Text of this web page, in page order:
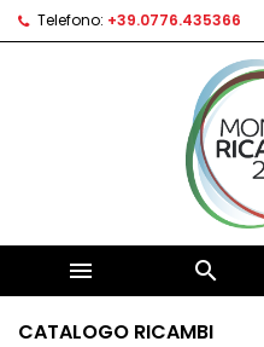
Telefono: +39.0776.435366
 
CATALOGO RICAMBI